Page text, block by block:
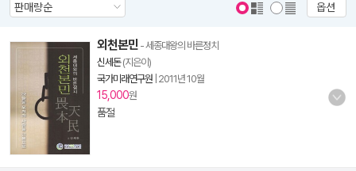
옵션
외천본민 - 세종대왕의 바른정치
신세돈(지은이)
국가미래연구원 2011년 10월
15,000원
품절